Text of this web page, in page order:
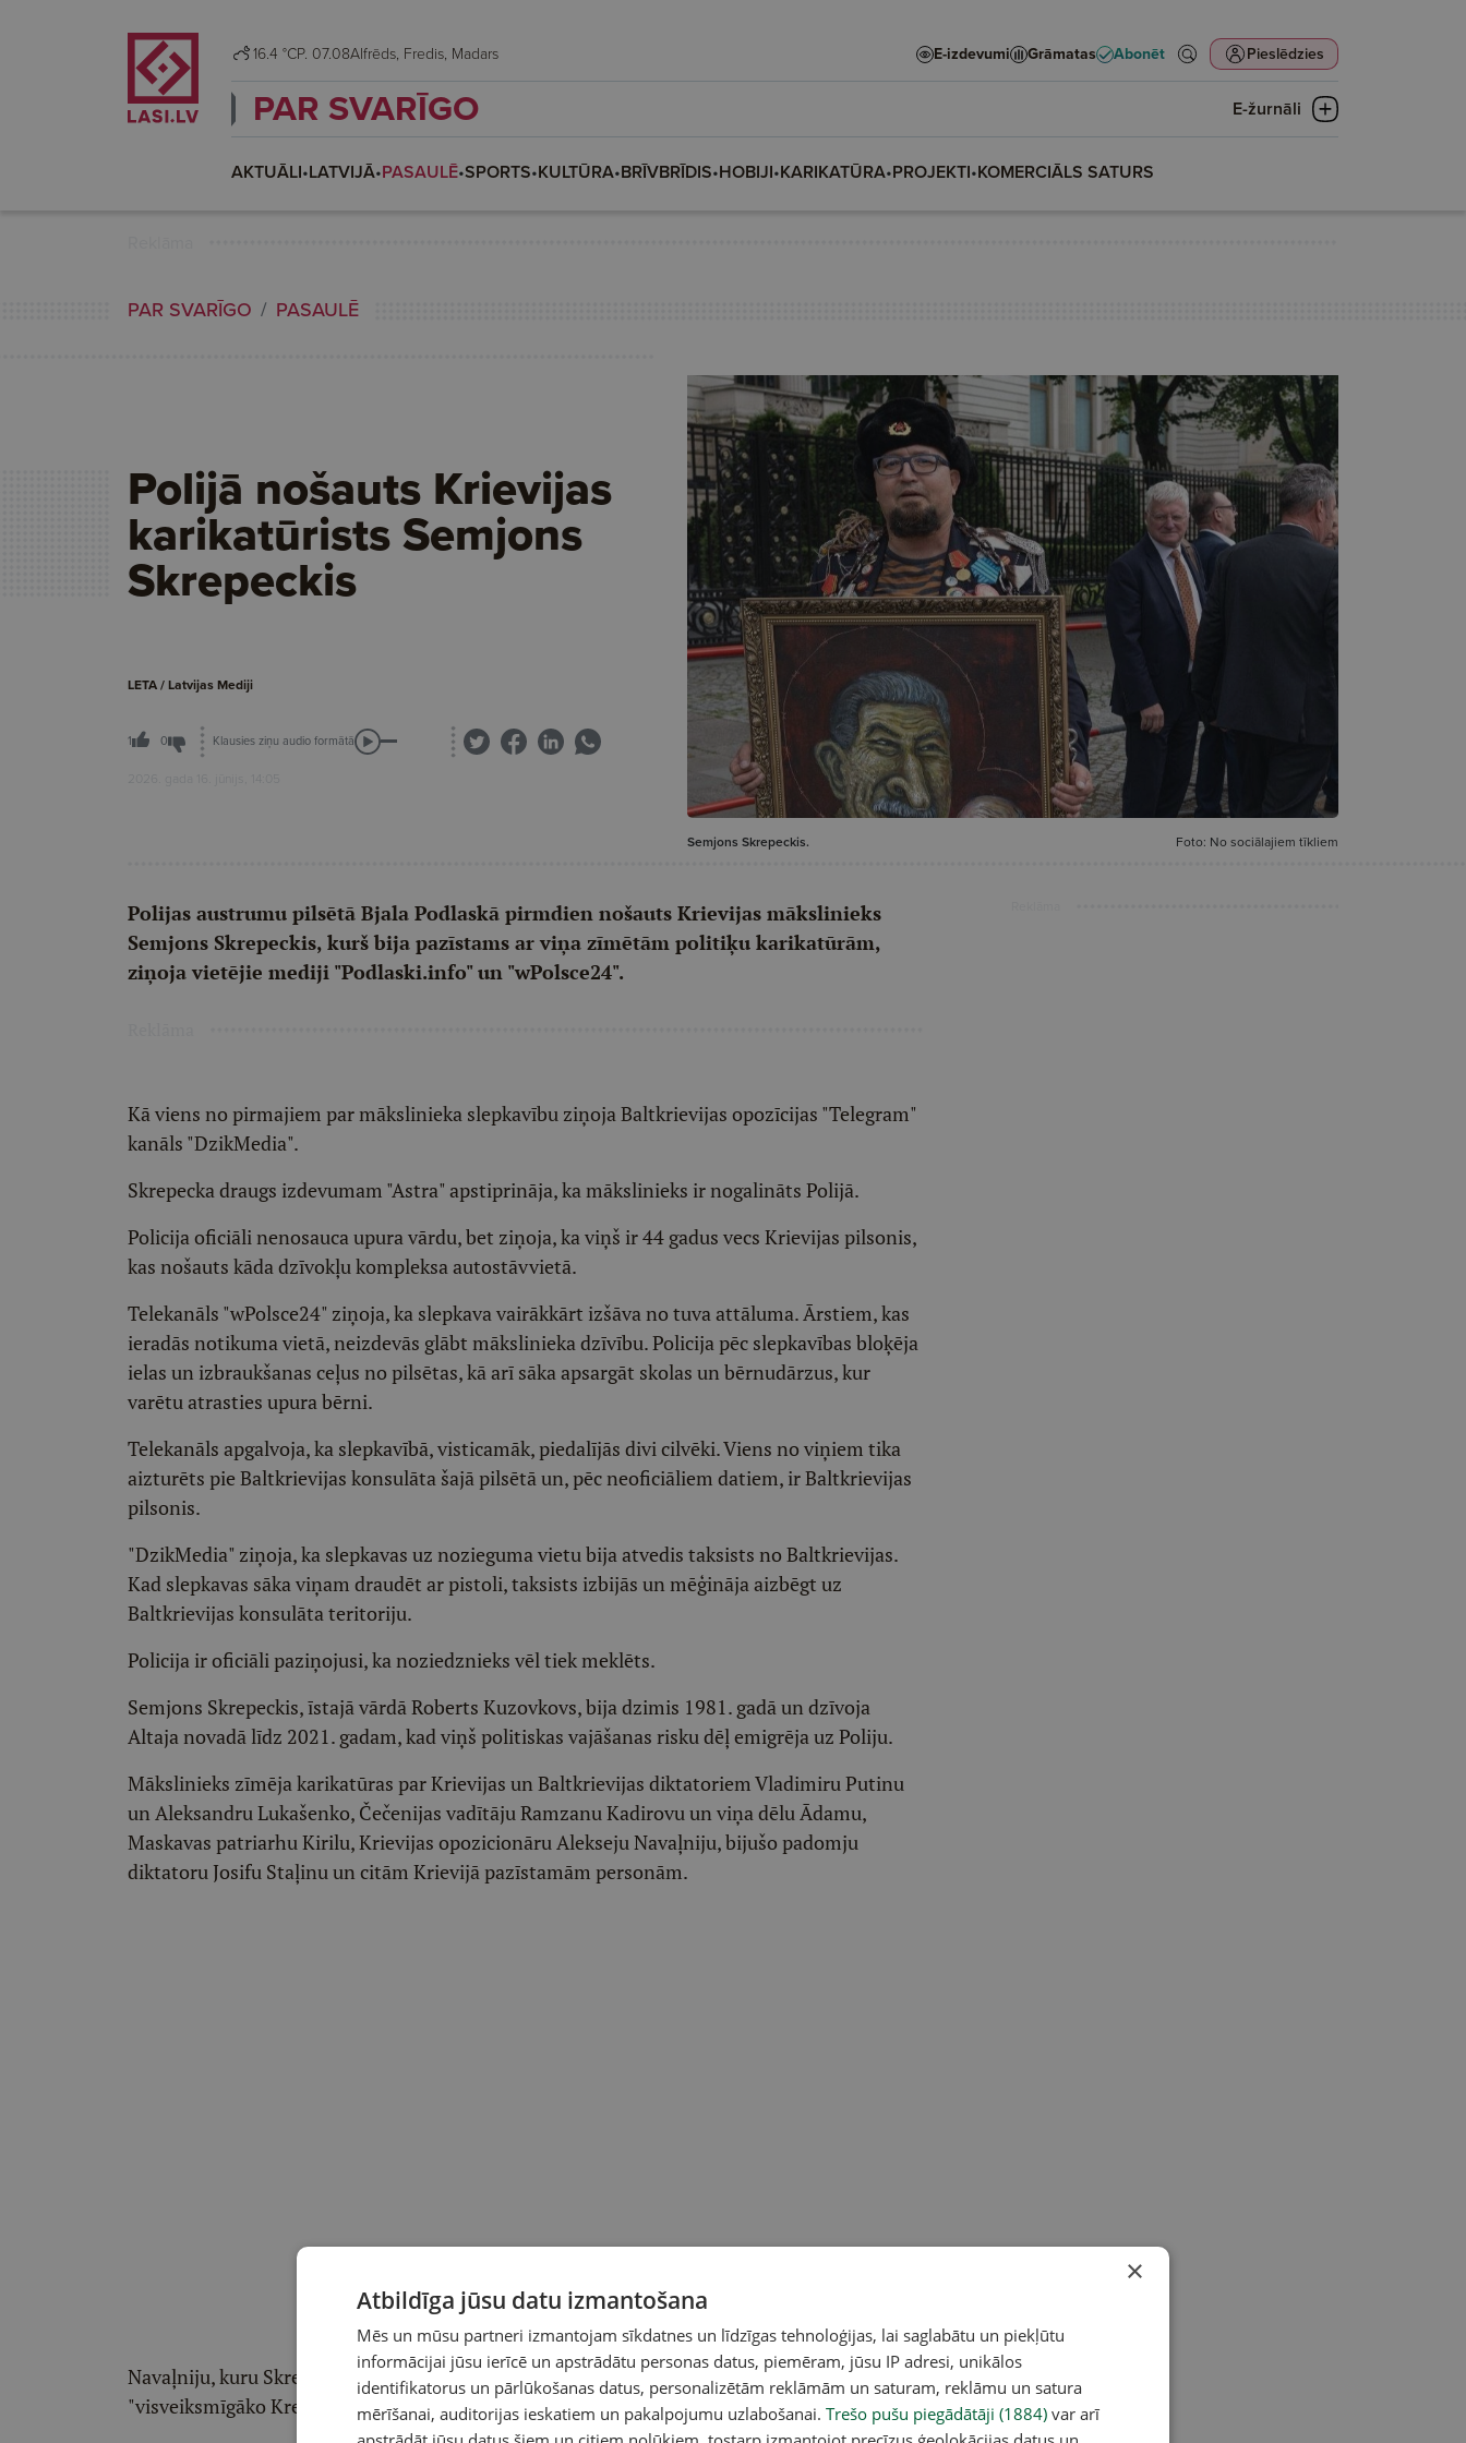
16.4 °CP. 07.08 Alfrēds, Fredis, Madars E-izdevumi Grāmatas Abonēt Pieslēdzies
PAR SVARĪGO E-žurnāli
AKTUĀLI•LATVIJĀ•PASAULĒ•SPORTS•KULTŪRA•BRĪVBRĪDIS•HOBIJI•KARIKATŪRA•PROJEKTI•KOMERCIĀLS SATURS
PAR SVARĪGO PASAULĒ
Polijā nošauts Krievijas
karikatūrists Semjons
Skrepeckis
LETA / Latvijas Mediji
1 0 Klausies ziņu audio formātā
2026. gada 16. jūnijs, 14:05
Semjons Skrepeckis. Foto: No sociālajiem tīkliem
Polijas austrumu pilsētā Bjala Podlaskā pirmdien nošauts Krievijas mākslinieks
Semjons Skrepeckis, kurš bija pazīstams ar viņa zīmētām politiķu karikatūrām,
ziņoja vietējie mediji "Podlaski.info" un "wPolsce24".
Kā viens no pirmajiem par mākslinieka slepkavību ziņoja Baltkrievijas opozīcijas "Telegram"
kanāls "DzikMedia".
Skrepecka draugs izdevumam "Astra" apstiprināja, ka mākslinieks ir nogalināts Polijā.
Policija oficiāli nenosauca upura vārdu, bet ziņoja, ka viņš ir 44 gadus vecs Krievijas pilsonis,
kas nošauts kāda dzīvokļu kompleksa autostāvvietā.
Telekanāls "wPolsce24" ziņoja, ka slepkava vairākkārt izšāva no tuva attāluma. Ārstiem, kas
ieradās notikuma vietā, neizdevās glābt mākslinieka dzīvību. Policija pēc slepkavības bloķēja
ielas un izbraukšanas ceļus no pilsētas, kā arī sāka apsargāt skolas un bērnudārzus, kur
varētu atrasties upura bērni.
Telekanāls apgalvoja, ka slepkavībā, visticamāk, piedalījās divi cilvēki. Viens no viņiem tika
aizturēts pie Baltkrievijas konsulāta šajā pilsētā un, pēc neoficiāliem datiem, ir Baltkrievijas
pilsonis.
"DzikMedia" ziņoja, ka slepkavas uz nozieguma vietu bija atvedis taksists no Baltkrievijas.
Kad slepkavas sāka viņam draudēt ar pistoli, taksists izbijās un mēģināja aizbēgt uz
Baltkrievijas konsulāta teritoriju.
Policija ir oficiāli paziņojusi, ka noziedznieks vēl tiek meklēts.
Semjons Skrepeckis, īstajā vārdā Roberts Kuzovkovs, bija dzimis 1981. gadā un dzīvoja
Altaja novadā līdz 2021. gadam, kad viņš politiskas vajāšanas risku dēļ emigrēja uz Poliju.
Mākslinieks zīmēja karikatūras par Krievijas un Baltkrievijas diktatoriem Vladimiru Putinu
un Aleksandru Lukašenko, Čečenijas vadītāju Ramzanu Kadirovu un viņa dēlu Ādamu,
Maskavas patriarhu Kirilu, Krievijas opozicionāru Alekseju Navaļniju, bijušo padomju
diktatoru Josifu Staļinu un citām Krievijā pazīstamām personām.
Navaļniju, kuru Skrepeckis attēlojis vismaz trīs karikatūrās, mākslinieks bija nosaucis par
"visveiksmīgāko Kremļa projektu, kas iznīcināja Krievijas opozīciju".
×
Atbildīga jūsu datu izmantošana
Mēs un mūsu partneri izmantojam sīkdatnes un līdzīgas tehnoloģijas, lai saglabātu un piekļūtu
informācijai jūsu ierīcē un apstrādātu personas datus, piemēram, jūsu IP adresi, unikālos
identifikatorus un pārlūkošanas datus, personalizētām reklāmām un saturam, reklāmu un satura
mērīšanai, auditorijas ieskatiem un pakalpojumu uzlabošanai. Trešo pušu piegādātāji (1884) var arī